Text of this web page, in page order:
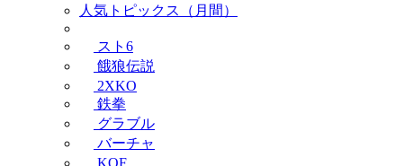
人気トピックス（月間）
スト6
餓狼伝説
2XKO
鉄拳
グラブル
バーチャ
KOF